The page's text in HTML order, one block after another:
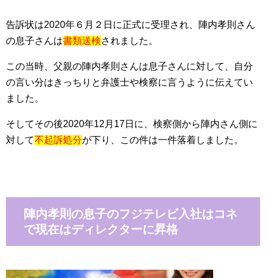
告訴状は2020年６月２日に正式に受理され、陣内孝則さん
の息子さんは書類送検されました。
この当時、父親の陣内孝則さんは息子さんに対して、自分
の言い分はきっちりと弁護士や検察に言うように伝えてい
ました。
そしてその後2020年12月17日に、検察側から陣内さん側に
対して不起訴処分が下り、この件は一件落着しました。
陣内孝則の息子のフジテレビ入社はコネ
で現在はディレクターに昇格